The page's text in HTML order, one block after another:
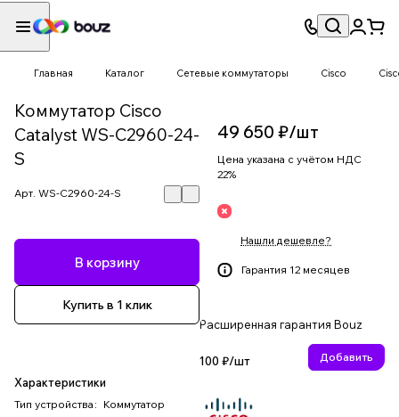
Главная Каталог Сетевые коммутаторы Cisco
Коммутатор Cisco
Catalyst WS-C2960-24-
S
Арт. WS-C2960-24-S
В корзину
Купить в 1 клик
Характеристики
Тип устройства : Коммутатор
49 650 ₽/шт
Цена указана с учётом НДС
22%
Нашли дешевле?
Гарантия 12 месяцев
Расширенная гарантия Bouz
100 ₽/шт Добавить